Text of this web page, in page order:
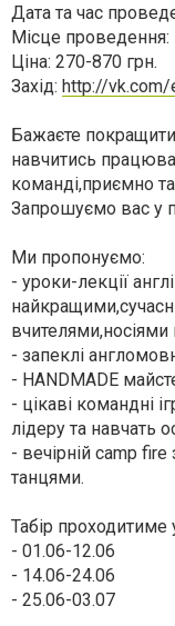
Дата та час
Місце
Ціна: 270-870 грн.
Захід: http://vk.com/
Бажаєте покращити
навчитись
команді,приємно
Запрошуємо вас у
Ми пропонуємо:
- уроки-лекції
- запеклі
- HANDMADE
- цікаві командні
лідеру та навчать
- вечірній camp
танцями.
Табір проходитиме
- 01.06-12.06
- 14.06-24.06
- 25.06-03.07